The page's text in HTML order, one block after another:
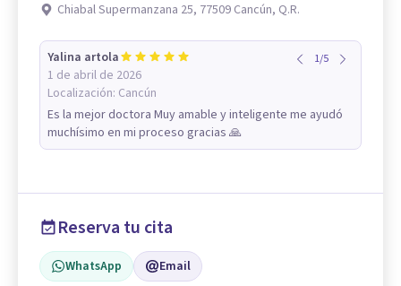
Chiabal Supermanzana 25, 77509 Cancún, Q.R.
Yalina artola
1 de abril de 2026
Localización: Cancún
1/5
Es la mejor doctora Muy amable y inteligente me ayudó
muchísimo en mi proceso gracias 🙏
Reserva tu cita
WhatsApp Email